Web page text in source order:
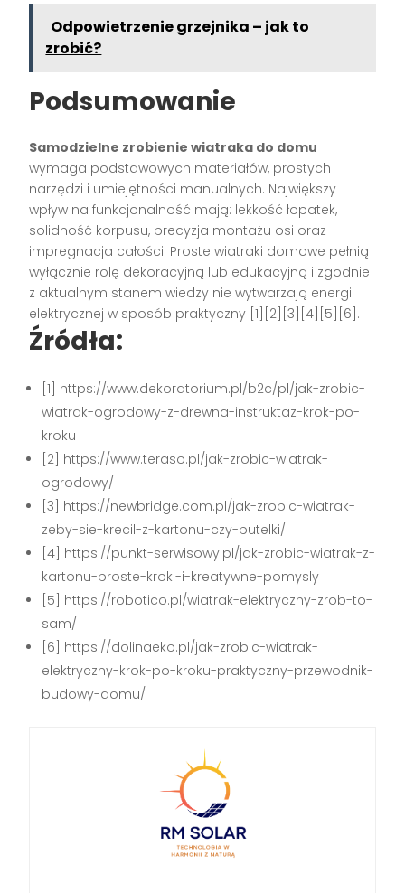
Odpowietrzenie grzejnika – jak to
zrobić?
Podsumowanie
Samodzielne zrobienie wiatraka do domu
wymaga podstawowych materiałów, prostych
narzędzi i umiejętności manualnych. Największy
wpływ na funkcjonalność mają: lekkość łopatek,
solidność korpusu, precyzja montażu osi oraz
impregnacja całości. Proste wiatraki domowe pełnią
wyłącznie rolę dekoracyjną lub edukacyjną i zgodnie
z aktualnym stanem wiedzy nie wytwarzają energii
elektrycznej w sposób praktyczny [1][2][3][4][5][6] .
Źródła:
[1] https://www.dekoratorium.pl/b2c/pl/jak-zrobic-
wiatrak-ogrodowy-z-drewna-instruktaz-krok-po-
kroku
[2] https://www.teraso.pl/jak-zrobic-wiatrak-
ogrodowy/
[3] https://newbridge.com.pl/jak-zrobic-wiatrak-
zeby-sie-krecil-z-kartonu-czy-butelki/
[4] https://punkt-serwisowy.pl/jak-zrobic-wiatrak-z-
kartonu-proste-kroki-i-kreatywne-pomysly
[5] https://robotico.pl/wiatrak-elektryczny-zrob-to-
sam/
[6] https://dolinaeko.pl/jak-zrobic-wiatrak-
elektryczny-krok-po-kroku-praktyczny-przewodnik-
budowy-domu/